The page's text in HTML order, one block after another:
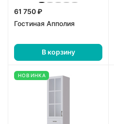
61 750 ₽
Гостиная Апполия
В корзину
НОВИНКА